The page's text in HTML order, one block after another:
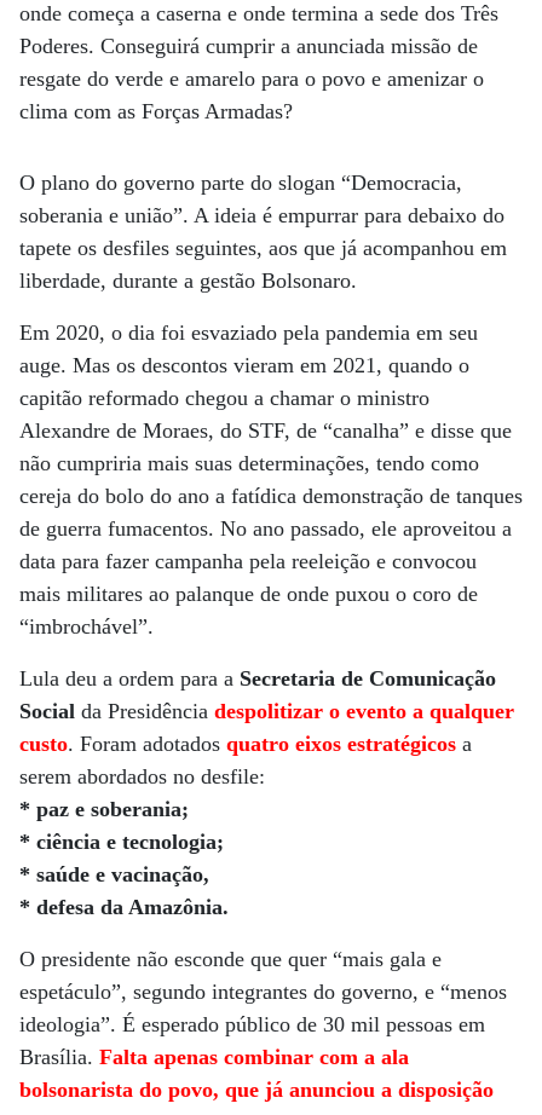
onde começa a caserna e onde termina a sede dos Três
Poderes. Conseguirá cumprir a anunciada missão de
resgate do verde e amarelo para o povo e amenizar o
clima com as Forças Armadas?
O plano do governo parte do slogan “Democracia,
soberania e união”. A ideia é empurrar para debaixo do
tapete os desfiles seguintes, aos que já acompanhou em
liberdade, durante a gestão Bolsonaro.
Em 2020, o dia foi esvaziado pela pandemia em seu
auge. Mas os descontos vieram em 2021, quando o
capitão reformado chegou a chamar o ministro
Alexandre de Moraes, do STF, de “canalha” e disse que
não cumpriria mais suas determinações, tendo como
cereja do bolo do ano a fatídica demonstração de tanques
de guerra fumacentos. No ano passado, ele aproveitou a
data para fazer campanha pela reeleição e convocou
mais militares ao palanque de onde puxou o coro de
“imbrochável”.
Lula deu a ordem para a Secretaria de Comunicação
Social da Presidência despolitizar o evento a qualquer
custo. Foram adotados quatro eixos estratégicos a
serem abordados no desfile:
* paz e soberania;
* ciência e tecnologia;
* saúde e vacinação,
* defesa da Amazônia.
O presidente não esconde que quer “mais gala e
espetáculo”, segundo integrantes do governo, e “menos
ideologia”. É esperado público de 30 mil pessoas em
Brasília. Falta apenas combinar com a ala
bolsonarista do povo, que já anunciou a disposição